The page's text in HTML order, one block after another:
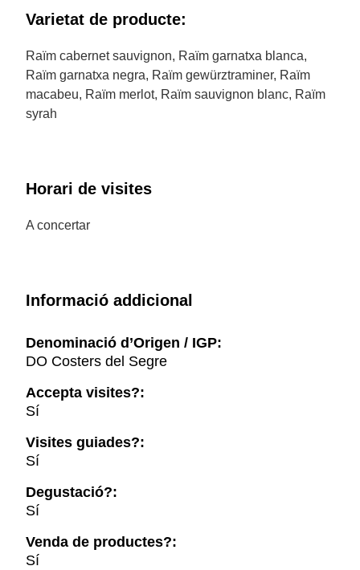
Varietat de producte:
Raïm cabernet sauvignon, Raïm garnatxa blanca,
Raïm garnatxa negra, Raïm gewürztraminer, Raïm
macabeu, Raïm merlot, Raïm sauvignon blanc, Raïm
syrah
Horari de visites
A concertar
Informació addicional
Denominació d’Origen / IGP:
DO Costers del Segre
Accepta visites?:
Sí
Visites guiades?:
Sí
Degustació?:
Sí
Venda de productes?:
Sí